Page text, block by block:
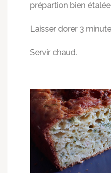
prépartion bien
Laisser dorer 3
Servir chaud.